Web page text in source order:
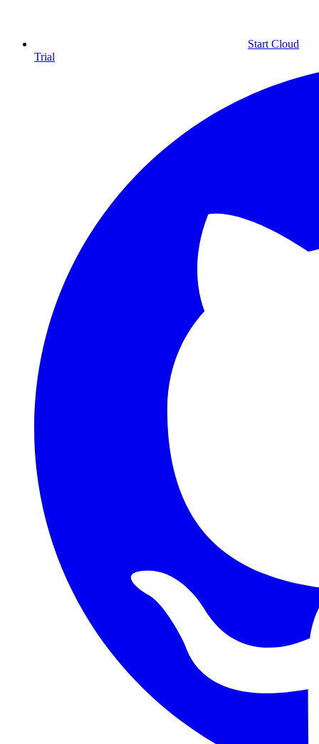
Start Cloud
Trial